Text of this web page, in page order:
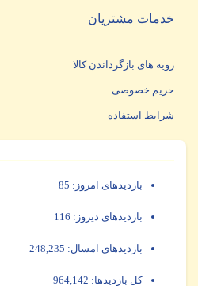
خدمات مشتریان
رویه های بازگرداندن کالا
حریم خصوصی
شرایط استفاده
بازدیدهای امروز: 85
بازدیدهای دیروز: 116
بازدیدهای امسال: 248,235
کل بازدیدها: 964,142